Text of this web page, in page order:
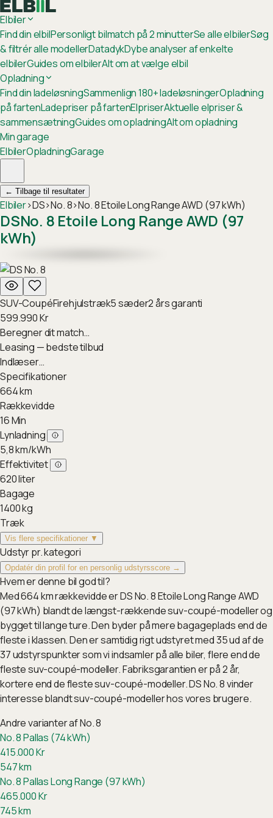
Elbiler
Find din elbilPersonligt bilmatch på 2 minutterSe alle elbilerSøg
& filtrér alle modellerDatadykDybe analyser af enkelte
elbilerGuides om elbilerAlt om at vælge elbil
Opladning
Find din ladeløsningSammenlign 180+ ladeløsningerOpladning
på fartenLadepriser på fartenElpriserAktuelle elpriser &
sammensætningGuides om opladningAlt om opladning
Min garage
ElbilerOpladningGarage
← Tilbage til resultater
Elbiler›DS›No. 8›No. 8 Etoile Long Range AWD (97 kWh)
DSNo. 8 Etoile Long Range AWD (97
kWh)
SUV-CoupéFirehjulstræk5sæder2års garanti
599.990Kr
Beregner dit match…
Leasing — bedste tilbud
Indlæser…
Specifikationer
664km
Rækkevidde
16Min
Lynladning
5,8km/kWh
Effektivitet
620liter
Bagage
1400kg
Træk
Vis flere specifikationer ▼
Udstyr pr. kategori
Opdatér din profil for en personlig udstyrsscore →
Hvem er denne bil god til?
Med 664 km rækkevidde er DS No. 8 Etoile Long Range AWD
(97 kWh) blandt de længst-rækkende suv-coupé-modeller og
bygget til lange ture. Den byder på mere bagageplads end de
fleste i klassen. Den er samtidig rigt udstyret med 35 ud af de
37 udstyrspunkter som vi indsamler på alle biler, flere end de
fleste suv-coupé-modeller. Fabriksgarantien er på 2 år,
kortere end de fleste suv-coupé-modeller. DS No. 8 vinder
interesse blandt suv-coupé-modeller hos vores brugere.
Andre varianter afNo. 8
No. 8 Pallas (74 kWh)
415.000Kr
547km
No. 8 Pallas Long Range (97 kWh)
465.000Kr
745km